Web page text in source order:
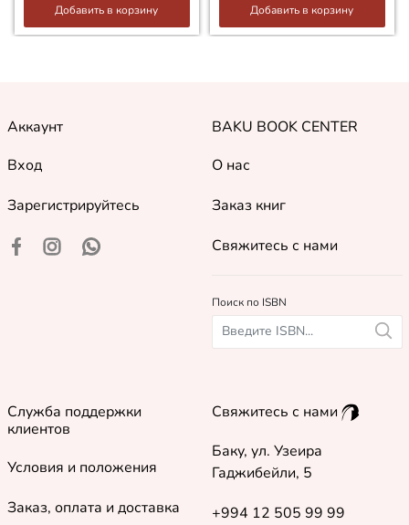
Добавить в корзину Добавить в корзину
Аккаунт
Вход
Зарегистрируйтесь
BAKU BOOK CENTER
О нас
Заказ книг
Свяжитесь с нами
Поиск по ISBN
Служба поддержки
клиентов
Условия и положения
Заказ, оплата и доставка
Свяжитесь с нами
Баку, ул. Узеира
Гаджибейли, 5
+994 12 505 99 99